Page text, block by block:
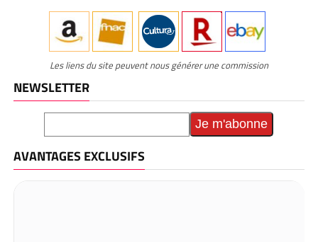
Les liens du site peuvent nous générer une commission
NEWSLETTER
AVANTAGES EXCLUSIFS